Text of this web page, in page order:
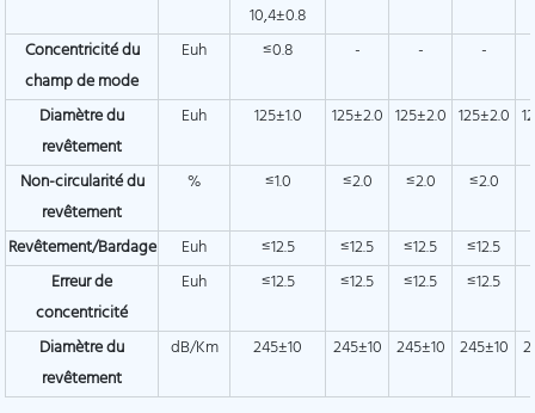
10,4±0.8
Concentricité du
champ de mode
Euh ≤0.8 - - -
Diamètre du
revêtement
Euh 125±1.0 125±2.0 125±2.0 125±2.0
Non-circularité du
revêtement
% ≤1.0 ≤2.0 ≤2.0 ≤2.0
Revêtement/Bardage Euh ≤12.5 ≤12.5 ≤12.5 ≤12.5
Erreur de
concentricité
Euh ≤12.5 ≤12.5 ≤12.5 ≤12.5
Diamètre du
revêtement
dB/Km 245±10 245±10 245±10 245±10